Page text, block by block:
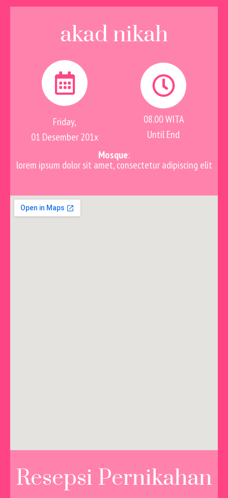
akad nikah
Friday,
01 Desember 201x
08.00 WITA
Until End
Mosque:
lorem ipsum dolor sit amet, consectetur adipiscing elit
Resepsi Pernikahan